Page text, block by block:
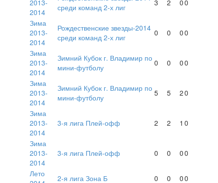
2013-
2014
среди команд 2-х лиг
3 2 00
Зима
2013-
2014
Рождественские звезды-2014
среди команд 2-х лиг
0 0 00
Зима
2013-
2014
Зимний Кубок г. Владимир по
мини-футболу
0 0 00
Зима
2013-
2014
Зимний Кубок г. Владимир по
мини-футболу
5 5 20
Зима
2013-
2014
3-я лига Плей-офф 2 2 1 0
Зима
2013-
2014
3-я лига Плей-офф 0 0 00
Лето
2-я лига Зона Б 0 0 00